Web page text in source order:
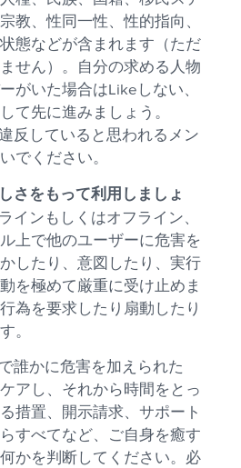
教、性同一性、性的指向、
態などが含まれます（ただ
せん）。自分の求める人物
がいた場合はLikeしない、
て先に進みましょう。
反していると思われるメン
でください。
さをもって利用しましょ
インもしくはオフライン、
上で他のユーザーに危害を
したり、意図したり、実行
を極めて厳重に受け止めま
為を要求したり扇動したり
。
誰かに危害を加えられた
アし、それから時間をとっ
措置、開示請求、サポート
すべてなど、ご自身を癒す
かを判断してください。必